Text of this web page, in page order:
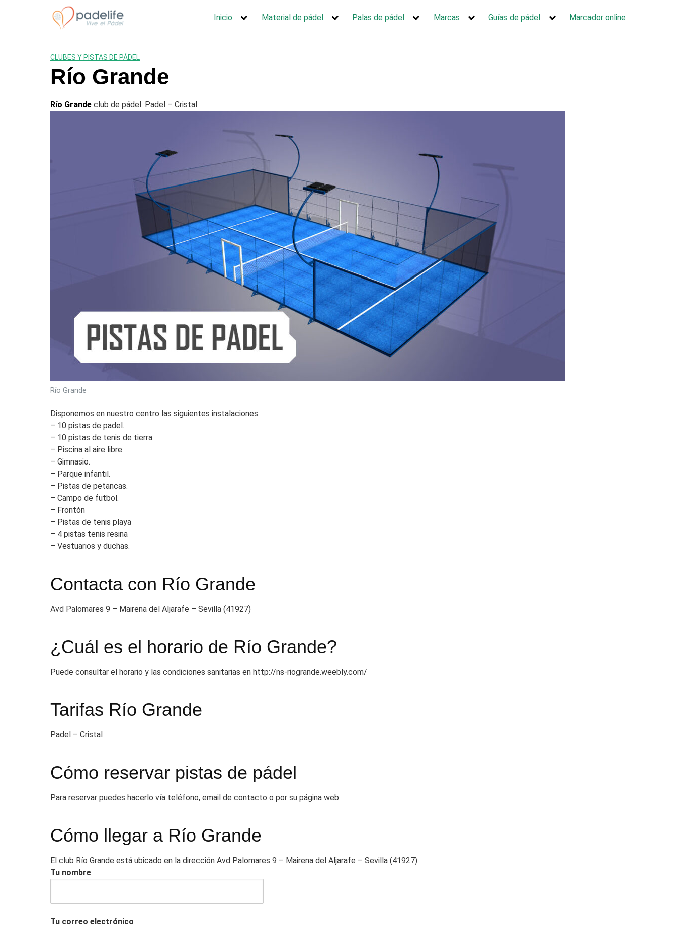
Inicio Material de pádel Palas de pádel Marcas Guías de pádel Marcador online
CLUBES Y PISTAS DE PÁDEL
Río Grande
Río Grande club de pádel. Padel – Cristal
Río Grande
Disponemos en nuestro centro las siguientes instalaciones:
– 10 pistas de padel.
– 10 pistas de tenis de tierra.
– Piscina al aire libre.
– Gimnasio.
– Parque infantil.
– Pistas de petancas.
– Campo de futbol.
– Frontón
– Pistas de tenis playa
– 4 pistas tenis resina
– Vestuarios y duchas.
Contacta con Río Grande
Avd Palomares 9 – Mairena del Aljarafe – Sevilla (41927)
¿Cuál es el horario de Río Grande?
Puede consultar el horario y las condiciones sanitarias en http://ns-riogrande.weebly.com/
Tarifas Río Grande
Padel – Cristal
Cómo reservar pistas de pádel
Para reservar puedes hacerlo vía teléfono, email de contacto o por su página web.
Cómo llegar a Río Grande
El club Río Grande está ubicado en la dirección Avd Palomares 9 – Mairena del Aljarafe – Sevilla (41927).
Tu nombre
Tu correo electrónico